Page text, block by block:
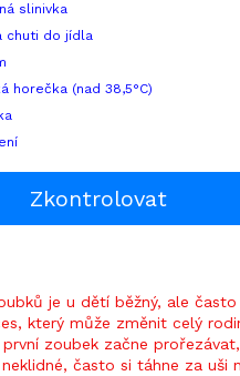
slinivka
chuti do jídla
horečka (nad 38,5°C)
Zkontrolovat
je u dětí běžný, ale často
který může změnit celý
zoubek začne
často si táhne za uši